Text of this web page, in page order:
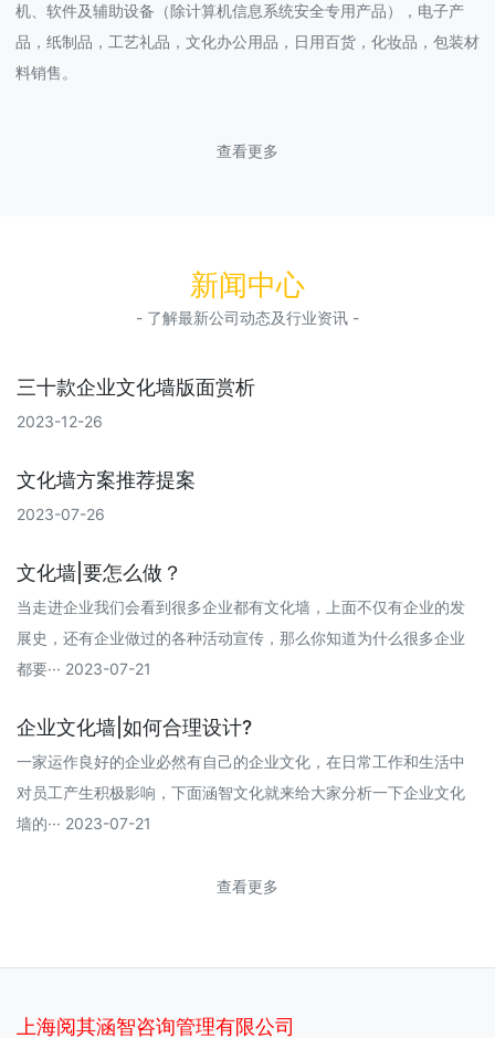
机、软件及辅助设备（除计算机信息系统安全专用产品），电子产
品，纸制品，工艺礼品，文化办公用品，日用百货，化妆品，包装材
料销售。
查看更多
新闻中心
- 了解最新公司动态及行业资讯 -
三十款企业文化墙版面赏析
2023-12-26
文化墙方案推荐提案
2023-07-26
文化墙|要怎么做？
当走进企业我们会看到很多企业都有文化墙，上面不仅有企业的发
展史，还有企业做过的各种活动宣传，那么你知道为什么很多企业
都要··· 2023-07-21
企业文化墙|如何合理设计?
一家运作良好的企业必然有自己的企业文化，在日常工作和生活中
对员工产生积极影响，下面涵智文化就来给大家分析一下企业文化
墙的··· 2023-07-21
查看更多
上海阅其涵智咨询管理有限公司